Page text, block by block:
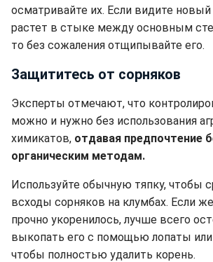
осматривайте их. Если видите
растет в стыке между основным
то без сожаления отщипывайте его.
Защититесь от сорняков
Эксперты отмечают, что
можно и нужно без использования
химикатов, отдавая предпочтение
органическим методам.
Используйте обычную тяпку, чтобы
всходы сорняков на клумбах. Если
прочно укоренилось, лучше всего
выкопать его с помощью лопаты
чтобы полностью удалить корень.